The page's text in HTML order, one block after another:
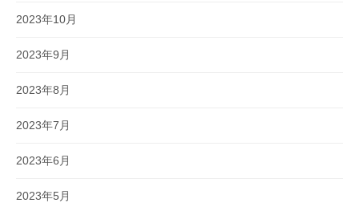
2023年10月
2023年9月
2023年8月
2023年7月
2023年6月
2023年5月